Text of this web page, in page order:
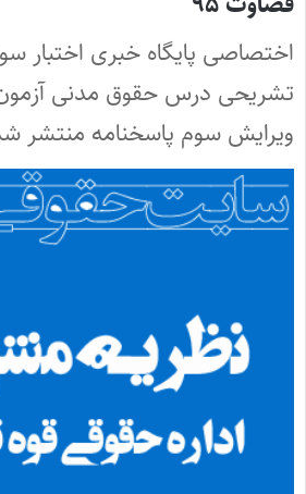
اختصاصی پایگاه خبری اختبار
ویرایش سوم پاسخنامه منتشر